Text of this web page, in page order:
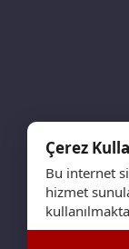
Çerez
Bu internet
hizmet